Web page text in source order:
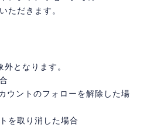
ただきます。
となります。
ウントのフォローを解除した場
を取り消した場合